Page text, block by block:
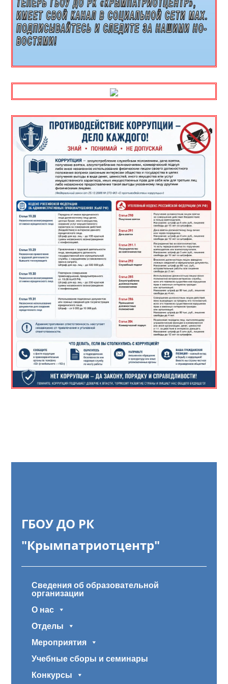
ГБОУ ДО РК
"Крымпатриотцентр"
Сведения об образовательной
организации
О нас
Отделы
Мероприятия
Учебные сборы и семинары
Конкурсы